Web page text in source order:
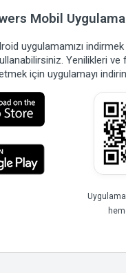
Mobil
uygulamamızı
Yenilikleri ve
için uygulamayı